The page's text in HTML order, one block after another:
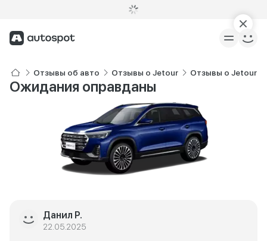
Отзывы об авто Отзывы о Jetour Отзывы о Jetour
Ожидания оправданы
Данил Р.
22.05.2025